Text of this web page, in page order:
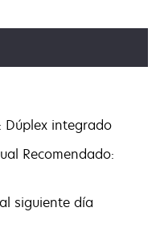
Dúplex integrado
Recomendado:
siguiente día